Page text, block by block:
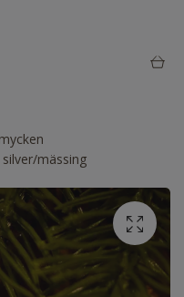
mässing